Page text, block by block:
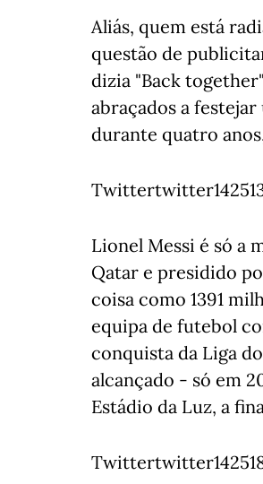
Aliás, quem está
questão de
dizia "Back
abraçados a
durante quatro
Lionel Messi é só a
Qatar e presidido
coisa como 1391
equipa de futebol
conquista da Liga
alcançado - só em
Estádio da Luz, a